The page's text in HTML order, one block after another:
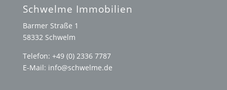
Schwelme Immobilien
Barmer Straße 1
58332 Schwelm
Telefon: +49 (0) 2336 7787
E-Mail: info@schwelme.de